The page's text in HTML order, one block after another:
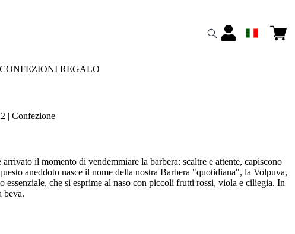
REGALO
| Confezione
il momento di vendemmiare la barbera: scaltre e attente, capiscono
aneddoto nasce il nome della nostra Barbera "quotidiana", la Volpuva,
che si esprime al naso con piccoli frutti rossi, viola e ciliegia. In
beva.